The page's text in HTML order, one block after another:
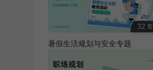
32 套
暑假生活规划与安全专题